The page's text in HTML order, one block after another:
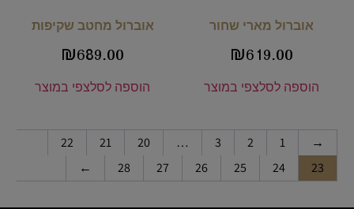
אוברול מארי שחור
₪619.00
הוספה לסלצפי במוצר
אוברול מחטב שקיפות
₪689.00
הוספה לסלצפי במוצר
→
1
2
3
…
20
21
22
23
24
25
26
27
28
←